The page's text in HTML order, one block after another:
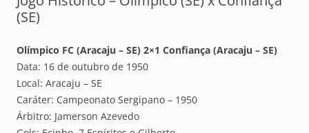
(SE)
Olímpico FC (Aracaju – SE) 2×1 Confiança (Aracaju – SE)
Data: 16 de outubro de 1950
Local: Aracaju – SE
Caráter: Campeonato Sergipano – 1950
Árbitro: Jamerson Azevedo